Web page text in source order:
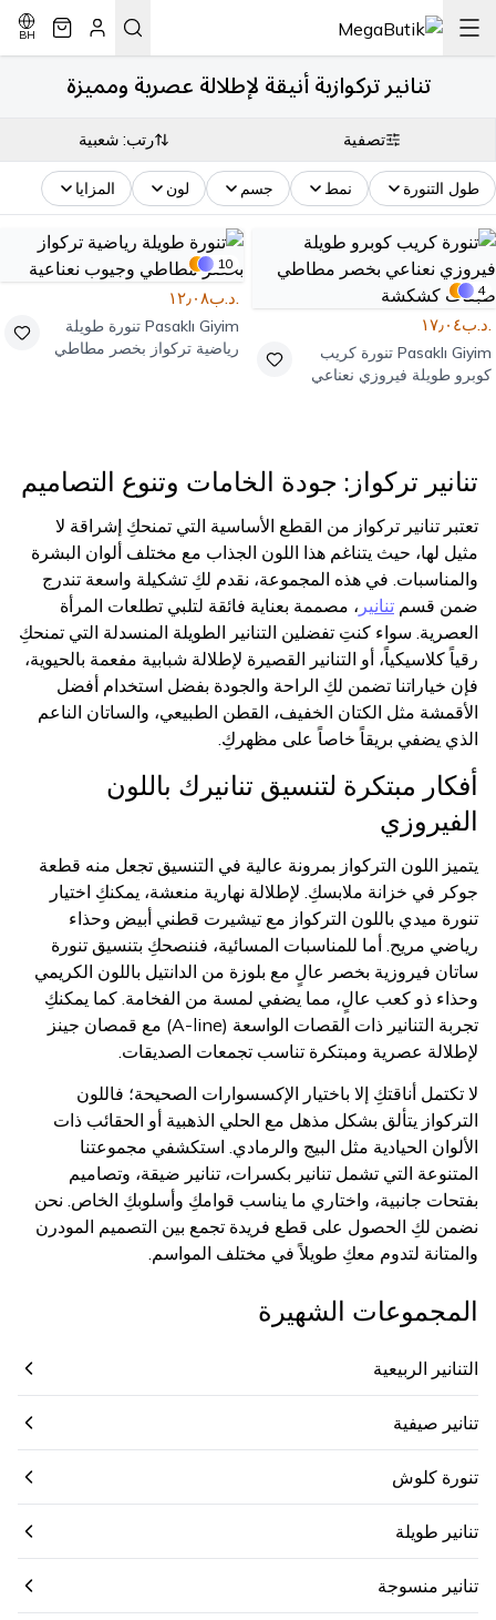
BH
تنانير تركوازية أنيقة لإطلالة عصرية ومميزة
تصفية رتب: شعبية
طول التنورة نمط جسم لون المزايا
4
.د.ب١٧٫٠٤
Pasaklı Giyim تنورة كريب
كوبرو طويلة فيروزي نعناعي
10
.د.ب١٢٫٠٨
Pasaklı Giyim تنورة طويلة
رياضية تركواز بخصر مطاطي
تنانير تركواز: جودة الخامات وتنوع التصاميم
تعتبر تنانير تركواز من القطع الأساسية التي تمنحكِ إشراقة لا
مثيل لها، حيث يتناغم هذا اللون الجذاب مع مختلف ألوان البشرة
والمناسبات. في هذه المجموعة، نقدم لكِ تشكيلة واسعة تندرج
ضمن قسم تنانير ، مصممة بعناية فائقة لتلبي تطلعات المرأة
العصرية. سواء كنتِ تفضلين التنانير الطويلة المنسدلة التي تمنحكِ
رقياً كلاسيكياً، أو التنانير القصيرة لإطلالة شبابية مفعمة بالحيوية،
فإن خياراتنا تضمن لكِ الراحة والجودة بفضل استخدام أفضل
الأقمشة مثل الكتان الخفيف، القطن الطبيعي، والساتان الناعم
الذي يضفي بريقاً خاصاً على مظهركِ.
أفكار مبتكرة لتنسيق تنانيرك باللون
الفيروزي
يتميز اللون التركواز بمرونة عالية في التنسيق تجعل منه قطعة
جوكر في خزانة ملابسكِ. لإطلالة نهارية منعشة، يمكنكِ اختيار
تنورة ميدي باللون التركواز مع تيشيرت قطني أبيض وحذاء
رياضي مريح. أما للمناسبات المسائية، فننصحكِ بتنسيق تنورة
ساتان فيروزية بخصر عالٍ مع بلوزة من الدانتيل باللون الكريمي
وحذاء ذو كعب عالٍ، مما يضفي لمسة من الفخامة. كما يمكنكِ
تجربة التنانير ذات القصات الواسعة (A-line) مع قمصان جينز
لإطلالة عصرية ومبتكرة تناسب تجمعات الصديقات.
لا تكتمل أناقتكِ إلا باختيار الإكسسوارات الصحيحة؛ فاللون
التركواز يتألق بشكل مذهل مع الحلي الذهبية أو الحقائب ذات
الألوان الحيادية مثل البيج والرمادي. استكشفي مجموعتنا
المتنوعة التي تشمل تنانير بكسرات، تنانير ضيقة، وتصاميم
بفتحات جانبية، واختاري ما يناسب قوامكِ وأسلوبكِ الخاص. نحن
نضمن لكِ الحصول على قطع فريدة تجمع بين التصميم المودرن
والمتانة لتدوم معكِ طويلاً في مختلف المواسم.
المجموعات الشهيرة
التنانير الربيعية
تنانير صيفية
تنورة كلوش
تنانير طويلة
تنانير منسوجة